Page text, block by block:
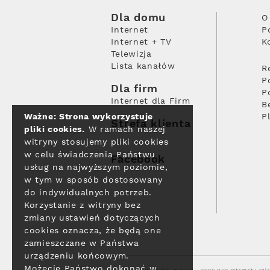
Dla domu
Internet
Internet + TV
Telewizja
Lista kanałów
Dla firm
Internet dla Firm
Strefa klienta
Facebook
Ważne: Strona wykorzystuje
pliki cookies. W ramach naszej
witryny stosujemy pliki cookies
w celu świadczenia Państwu
usług na najwyższym poziomie,
w tym w sposób dostosowany
do indywidualnych potrzeb.
Korzystanie z witryny bez
zmiany ustawień dotyczących
cookies oznacza, że będą one
zamieszczane w Państwa
urządzeniu końcowym.